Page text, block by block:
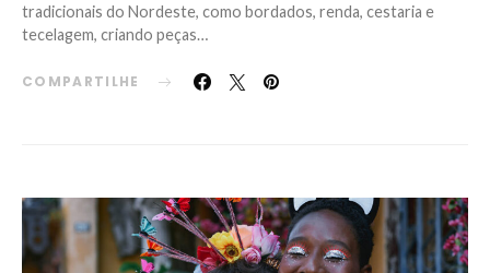
tradicionais do Nordeste, como bordados, renda, cestaria e
tecelagem, criando peças…
COMPARTILHE